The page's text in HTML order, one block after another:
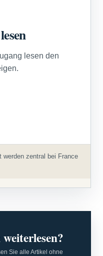
lesen den
werden zentral bei France
Sie alle Artikel ohne